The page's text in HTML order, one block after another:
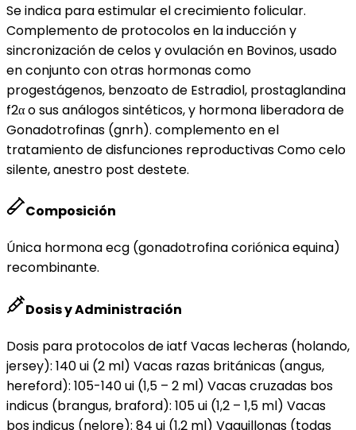
Se indica para estimular el crecimiento folicular.
Complemento de protocolos en la inducción y
sincronización de celos y ovulación en Bovinos, usado
en conjunto con otras hormonas como
progestágenos, benzoato de Estradiol, prostaglandina
f2α o sus análogos sintéticos, y hormona liberadora de
Gonadotrofinas (gnrh). complemento en el
tratamiento de disfunciones reproductivas Como celo
silente, anestro post destete.
Composición
Única hormona ecg (gonadotrofina coriónica equina)
recombinante.
Dosis y Administración
Dosis para protocolos de iatf Vacas lecheras (holando,
jersey): 140 ui (2 ml) Vacas razas británicas (angus,
hereford): 105-140 ui (1,5 – 2 ml) Vacas cruzadas bos
indicus (brangus, braford): 105 ui (1,2 – 1,5 ml) Vacas
bos indicus (nelore): 84 ui (1,2 ml) Vaquillonas (todas